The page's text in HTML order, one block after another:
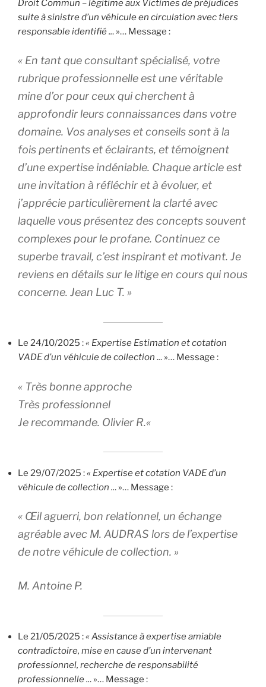
Droit Commun – légitime aux Victimes de préjudices
suite à sinistre d’un véhicule en circulation avec tiers
responsable identifié ... »… Message :
« En tant que consultant spécialisé, votre
rubrique professionnelle est une véritable
mine d’or pour ceux qui cherchent à
approfondir leurs connaissances dans votre
domaine. Vos analyses et conseils sont à la
fois pertinents et éclairants, et témoignent
d’une expertise indéniable. Chaque article est
une invitation à réfléchir et à évoluer, et
j’apprécie particulièrement la clarté avec
laquelle vous présentez des concepts souvent
complexes pour le profane. Continuez ce
superbe travail, c’est inspirant et motivant. Je
reviens en détails sur le litige en cours qui nous
concerne. Jean Luc T. »
Le 24/10/2025 :« Expertise Estimation et cotation
VADE d’un véhicule de collection ... »… Message :
« Très bonne approche
Très professionnel
Je recommande. Olivier R.«
Le 29/07/2025 :« Expertise et cotation VADE d’un
véhicule de collection ... »… Message :
« Œil aguerri, bon relationnel, un échange
agréable avec M. AUDRAS lors de l’expertise
de notre véhicule de collection. »
M. Antoine P.
Le 21/05/2025 :« Assistance à expertise amiable
contradictoire, mise en cause d’un intervenant
professionnel, recherche de responsabilité
professionnelle ... »… Message :